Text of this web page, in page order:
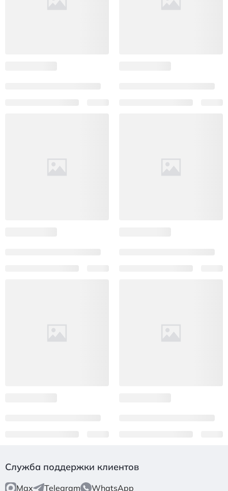
Служба поддержки клиентов
Max Telegram WhatsApp